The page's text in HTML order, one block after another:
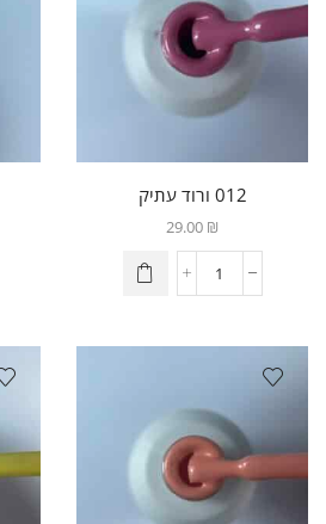
012 ורוד עתיק
29.00 ₪